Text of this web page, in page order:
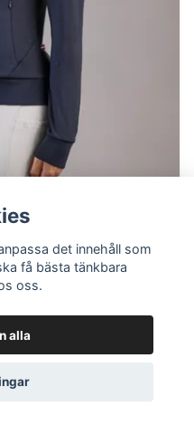
Sweat
det innehåll som
få bästa tänkbara
oss.
alla